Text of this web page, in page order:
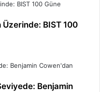
Üzerinde: BIST 100
Benjamin